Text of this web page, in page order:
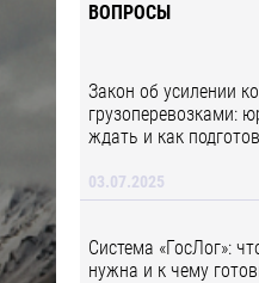
ВОПРОСЫ
Закон об усилении
грузоперевозками:
ждать и как
03.07.2025
Система «ГосЛог»:
нужна и к чему